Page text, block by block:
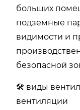
больших
подземные
видимости и
безопасной
🛠️ виды
вентиляции